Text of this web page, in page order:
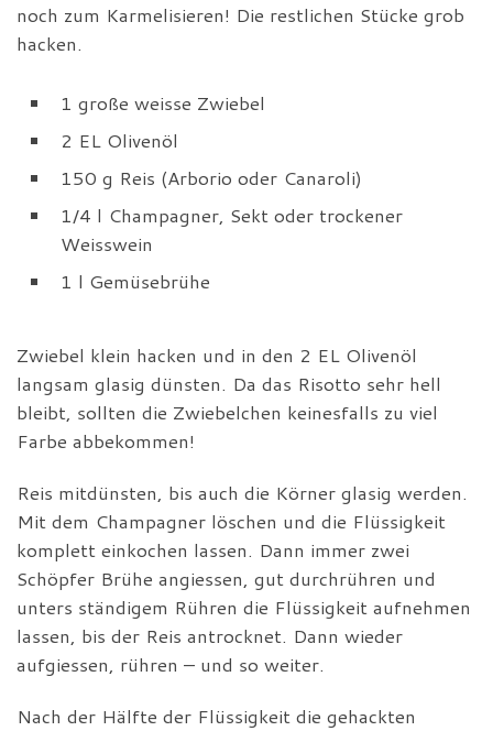
noch zum Karmelisieren! Die restlichen Stücke grob
hacken.
1 große weisse Zwiebel
2 EL Olivenöl
150 g Reis (Arborio oder Canaroli)
1/4 l Champagner, Sekt oder trockener
Weisswein
1 l Gemüsebrühe
Zwiebel klein hacken und in den 2 EL Olivenöl
langsam glasig dünsten. Da das Risotto sehr hell
bleibt, sollten die Zwiebelchen keinesfalls zu viel
Farbe abbekommen!
Reis mitdünsten, bis auch die Körner glasig werden.
Mit dem Champagner löschen und die Flüssigkeit
komplett einkochen lassen. Dann immer zwei
Schöpfer Brühe angiessen, gut durchrühren und
unters ständigem Rühren die Flüssigkeit aufnehmen
lassen, bis der Reis antrocknet. Dann wieder
aufgiessen, rühren – und so weiter.
Nach der Hälfte der Flüssigkeit die gehackten